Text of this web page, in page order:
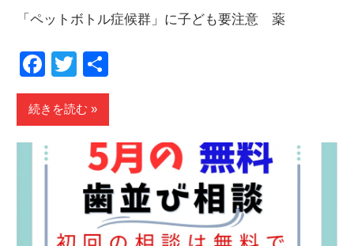
「ペットボトル症候群」に子ども要注意 薬
Facebook
Twitter
有
続きを読む